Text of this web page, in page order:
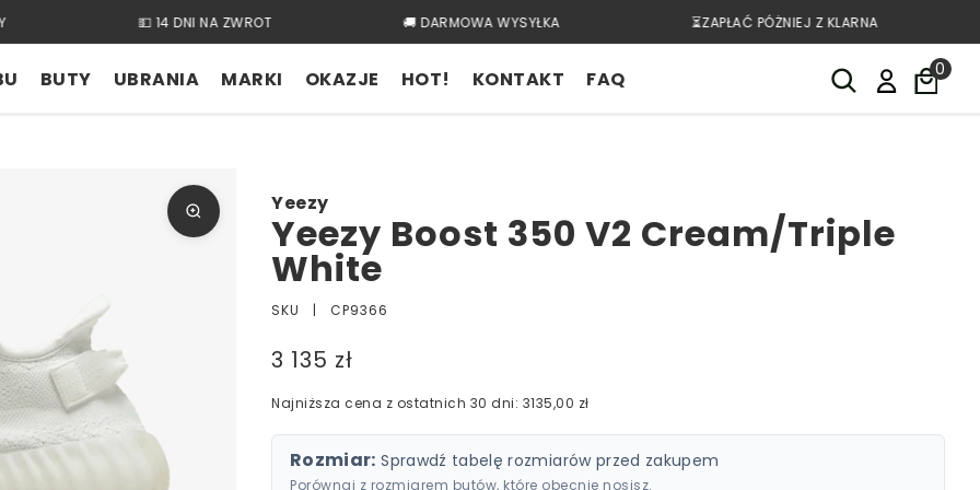
💵 14 DNI NA ZWROT 🚚 DARMOWA WYSYŁKA ⏳ZAPŁAĆ PÓŻNIEJ Z KLARNA
BUTY UBRANIA MARKI OKAZJE HOT! KONTAKT FAQ 0
Yeezy
Yeezy Boost 350 V2 Cream/Triple
White
SKU | CP9366
3 135 zł
Najniższa cena z ostatnich 30 dni: 3135,00 zł
Rozmiar: Sprawdź tabelę rozmiarów przed zakupem
Porównaj z rozmiarem butów, które obecnie nosisz.